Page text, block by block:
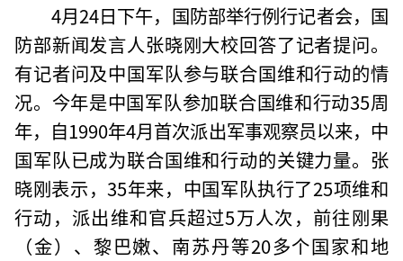
4月24日下午，国防部举行例行记者会，国
防部新闻发言人张晓刚大校回答了记者提问。
有记者问及中国军队参与联合国维和行动的情
况。今年是中国军队参加联合国维和行动35周
年，自1990年4月首次派出军事观察员以来，中
国军队已成为联合国维和行动的关键力量。张
晓刚表示，35年来，中国军队执行了25项维和
行动，派出维和官兵超过5万人次，前往刚果
（金）、黎巴嫩、南苏丹等20多个国家和地